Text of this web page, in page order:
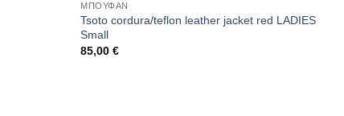
ΜΠΟΥΦΑΝ
Tsoto cordura/teflon leather jacket red LADIES
Small
85,00€